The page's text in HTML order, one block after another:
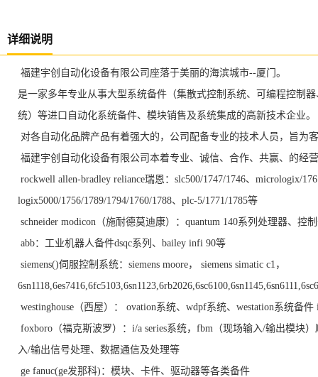
详细说明
福建宇创自动化设备有限公司座落于美丽的海滨城市--厦门。
是一家多年专业从事大型系统备件（集散式控制系统、可编程控制
统）等进口自动化系统备件、模块销售及系统集成的高新技术企业。
对各自动化品牌产品有着强大的，公司配备专业的技术人员，旨为
福建宇创自动化设备有限公司本着专业、诚信、合作、共赢、的经
rockwell allen-bradley reliance瑞恩：slc500/1747/1746、micrologix/
logix5000/1756/1789/1794/1760/1788、plc-5/1771/1785等
schneider modicon（施耐德莫迪康）：quantum 140系列处理器、控
abb：工业机器人备件dsqc系列、bailey infi 90等
siemens()伺服控制系统：siemens moore， siemens simatic c1，
westinghouse（西屋）： ovation系统、wdpf系统、westation系统备件
foxboro（福克斯波罗）：i/a series系统，fbm（现场输入/输出模块
入/输出信号处理、数据通信及处理等
ge fanuc(ge发那科)：模块、卡件、驱动器等各类备件